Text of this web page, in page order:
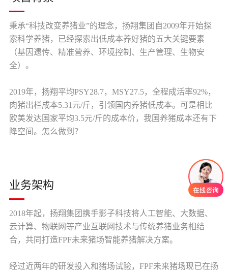
秉承“科技改变养猪业”的理念，扬翔集团自2009年开始探
索科学养猪，已经探索出低成本养好猪的五大关键要素
（基因遗传、精准营养、环境控制、生产管理、生物安
全）。
2019年，扬翔平均PSY28.7，MSY27.5，全程成活率92%，
肉猪出栏成本5.31元/斤，引领国内养猪低成本。可是相比
欧美发达国家平均3.5元/斤的成本价，我国养猪成本还有下
降空间。怎么做到？
业务架构
2018年起，扬翔集团携手影子科技将人工智能、大数据、
云计算、物联网等产业互联网技术与传统养猪业务相结
合，共同打造FPF未来猪场智能养猪解决方案。
经过近两年的研发投入和猪场试验，FPF未来猪场现已在扬